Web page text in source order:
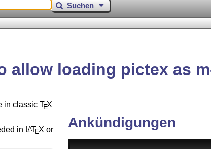
Suchen
allow loading pictex as
in classic TEX
in LATEX or
Ankündigungen